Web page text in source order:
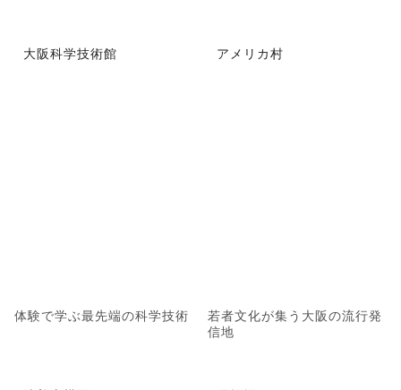
大阪科学技術館
体験で学ぶ最先端の科学技術
アメリカ村
若者文化が集う大阪の流行発
信地